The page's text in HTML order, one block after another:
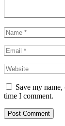
Save my
time I comment.